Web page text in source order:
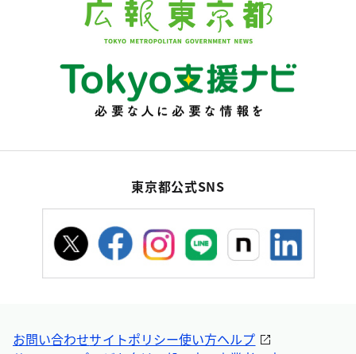
東京都公式SNS
お問い合わせサイトポリシー使い方ヘルプ